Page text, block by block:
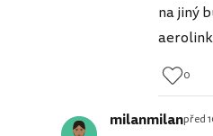
na jiný
0
milanmilanpřed